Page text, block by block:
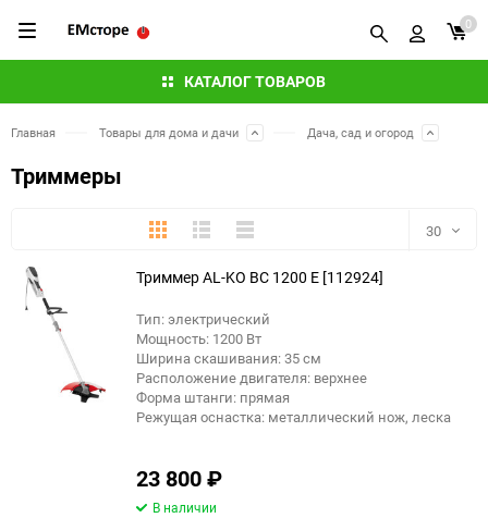
КАТАЛОГ ТОВАРОВ
0
Главная Товары для дома и дачи Дача, сад и огород
Триммеры
ПлиткаПодробноКомпактно 30
150
Триммер AL-KO BC 1200 E [112924]
Тип: электрический
Мощность: 1200 Вт
Ширина скашивания: 35 см
Расположение двигателя: верхнее
Форма штанги: прямая
Режущая оснастка: металлический нож, леска
23 800₽
В наличии